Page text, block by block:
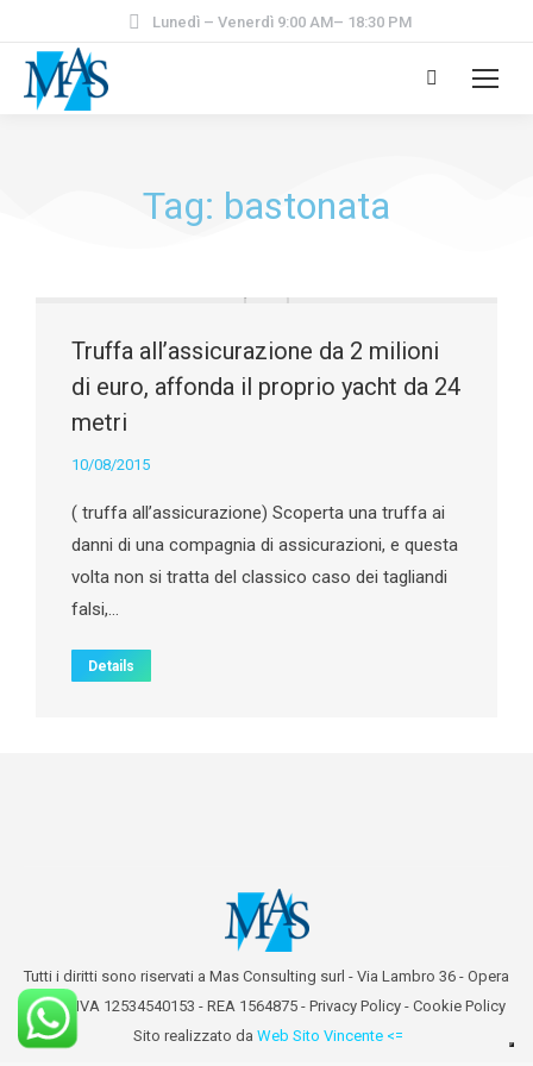
Lunedì – Venerdì 9:00 AM– 18:30 PM
Tag: bastonata
Truffa all’assicurazione da 2 milioni
di euro, affonda il proprio yacht da 24
metri
10/08/2015
( truffa all’assicurazione) Scoperta una truffa ai
danni di una compagnia di assicurazioni, e questa
volta non si tratta del classico caso dei tagliandi
falsi,…
Details
Tutti i diritti sono riservati a Mas Consulting surl - Via Lambro 36 - Opera
(MI) - P.IVA 12534540153 - REA 1564875 - Privacy Policy - Cookie Policy
Sito realizzato da Web Sito Vincente <=